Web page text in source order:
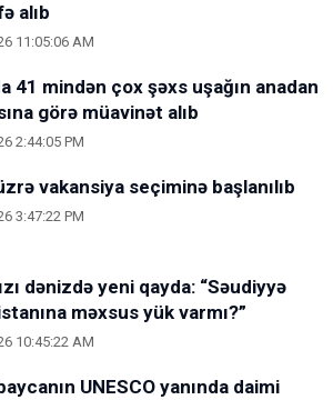
alıb
11:05:06 AM
41 mindən çox şəxs uşağın anadan
görə müavinət alıb
2:44:05 PM
vakansiya seçiminə başlanılıb
3:47:22 PM
dənizdə yeni qayda: “Səudiyyə
məxsus yük varmı?”
10:45:22 AM
UNESCO yanında daimi